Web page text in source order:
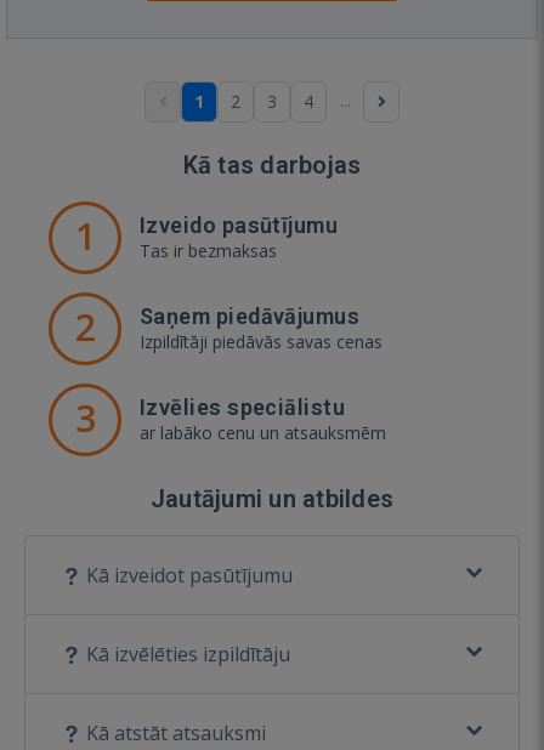
1 2 3 4 ...
Kā tas darbojas
1 Izveido pasūtījumu
Tas ir bezmaksas
2 Saņem piedāvājumus
Izpildītāji piedāvās savas cenas
3 Izvēlies speciālistu
ar labāko cenu un atsauksmēm
Jautājumi un atbildes
Kā izveidot pasūtījumu
Kā izvēlēties izpildītāju
Kā atstāt atsauksmi